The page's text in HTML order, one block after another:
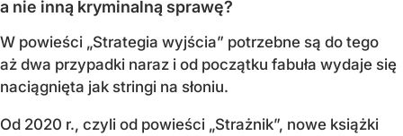
a nie inną kryminalną sprawę?
W powieści „Strategia wyjścia” potrzebne są do tego
aż dwa przypadki naraz i od początku fabuła wydaje się
naciągnięta jak stringi na słoniu.
Od 2020 r., czyli od powieści „Strażnik”, nowe książki